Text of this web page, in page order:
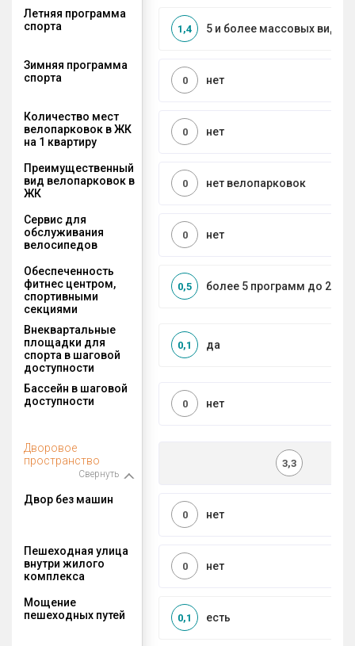
Летняя программа
спорта
5 и более массовых видов
1,4
Зимняя программа
спорта
нет
0
Количество мест
велопарковок в ЖК
на 1 квартиру
нет
0
Преимущественный
вид велопарковок в
ЖК
нет велопарковок
0
Сервис для
обслуживания
велосипедов
нет
0
Обеспеченность
фитнес центром,
спортивными
секциями
более 5 программ до 2 км
0,5
Внеквартальные
площадки для
спорта в шаговой
доступности
да
0,1
Бассейн в шаговой
доступности
нет
0
Дворовое
пространство
Свернуть
3,3
Двор без машин
нет
0
Пешеходная улица
внутри жилого
комплекса
нет
0
Мощение
пешеходных путей
есть
0,1